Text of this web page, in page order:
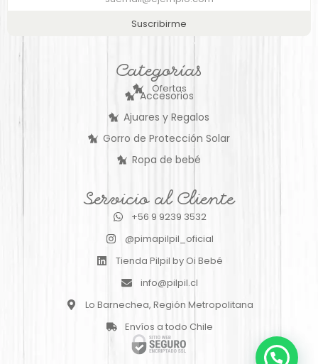
Suscribirme
Categorías
Ofertas
Accesorios
Ajuares y Regalos
Gorro de Protección Solar
Ropa de bebé
Servicio al Cliente
+56 9 9239 3532
@pimapilpil_oficial
Tienda Pilpil by Oi Bebé
info@pilpil.cl
Lo Barnechea, Región Metropolitana
Envíos a todo Chile